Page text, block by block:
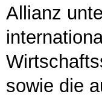
Allianz
sowie die